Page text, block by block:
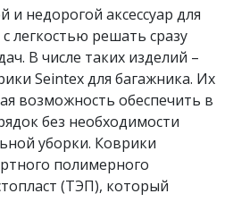
и недорогой аксессуар для
легкостью решать сразу
В числе таких изделий –
Seintex для багажника. Их
возможность обеспечить в
без необходимости
уборки. Коврики
полимерного
(ТЭП), который